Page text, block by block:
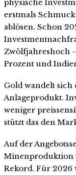
physische
erstmals
ablösen. Schon
Zwölfjahreshoch
Prozent und
Gold wandelt
Anlageprodukt.
weniger
stützt das den
Auf der
Minenproduktion
Rekord. Für 2026